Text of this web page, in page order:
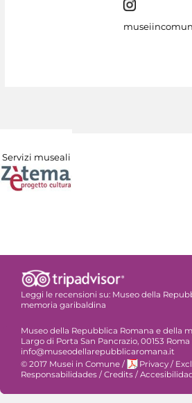
Servizi museali
Leggi le recensioni su: Museo della
memoria garibaldina
Museo della Repubblica Romana e della
Largo di Porta San Pancrazio, 00153
info@museodellarepubblicaromana.it
© 2017 Musei in Comune / Privacy /
Responsabilidades /Credits /